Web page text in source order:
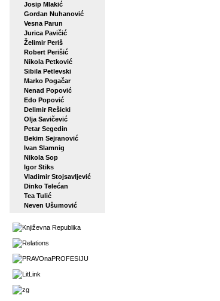
Josip Mlakić
Gordan Nuhanović
Vesna Parun
Jurica Pavičić
Želimir Periš
Robert Perišić
Nikola Petković
Sibila Petlevski
Marko Pogačar
Nenad Popović
Edo Popović
Delimir Rešicki
Olja Savičević
Petar Segedin
Bekim Sejranović
Ivan Slamnig
Nikola Sop
Igor Stiks
Vladimir Stojsavljević
Dinko Telećan
Tea Tulić
Neven Ušumović